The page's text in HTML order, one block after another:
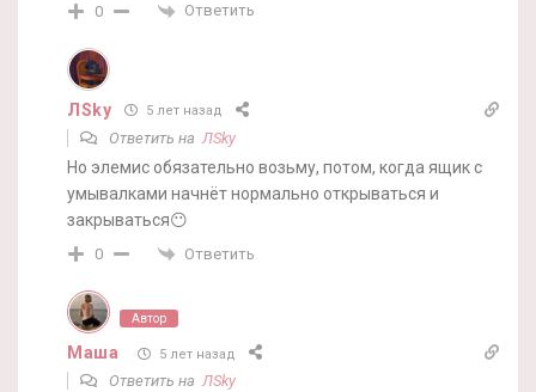
0 Ответить
ЛSky 5 лет назад
Ответить на ЛSky
Но элемис обязательно возьму, потом, когда ящик с
умывалками начнёт нормально открываться и
закрываться😶
0 Ответить
Автор
Маша 5 лет назад
Ответить наЛSky